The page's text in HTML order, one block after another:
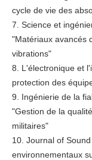
cycle de vie des
7. Science et
"Matériaux avancés
vibrations"
8. L'électronique et
protection des
9. Ingénierie de la
"Gestion de la
militaires"
10. Journal of
environnementaux